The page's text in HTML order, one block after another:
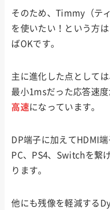
そのため、Timmy（テ
を使いたい！という方
ばOKです。
主に進化した点として
最小1msだった応答速度
高速になっています。
DP端子に加えてHDMI
PC、PS4、Switchを繋
ります。
他にも残像を軽減する